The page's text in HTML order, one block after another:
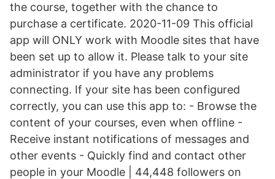
the course, together with the chance to
purchase a certificate. 2020-11-09 This official
app will ONLY work with Moodle sites that have
been set up to allow it. Please talk to your site
administrator if you have any problems
connecting. If your site has been configured
correctly, you can use this app to: - Browse the
content of your courses, even when offline -
Receive instant notifications of messages and
other events - Quickly find and contact other
people in your Moodle | 44,448 followers on